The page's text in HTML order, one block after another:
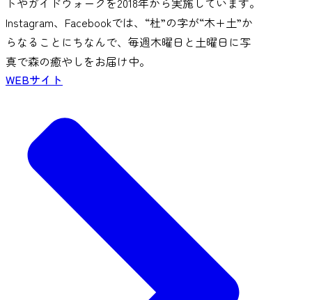
Instagram、Facebookでは、“杜”の字が“木+土”か
らなることにちなんで、毎週木曜日と土曜日に写
真で森の癒やしをお届け中。
WEBサイト